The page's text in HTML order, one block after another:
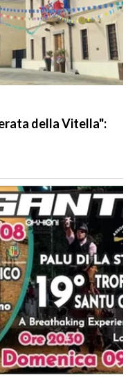
della Vitella":